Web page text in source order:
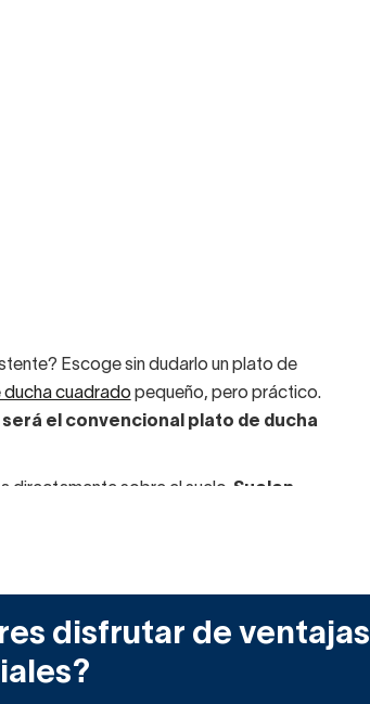
Escoge sin dudarlo un plato de
ducha cuadradopequeño, pero práctico.
será el convencional plato de ducha
directamente sobre el suelo. Suelen
importantes en un baño:
y cuidada.
disfrutar de ventajas